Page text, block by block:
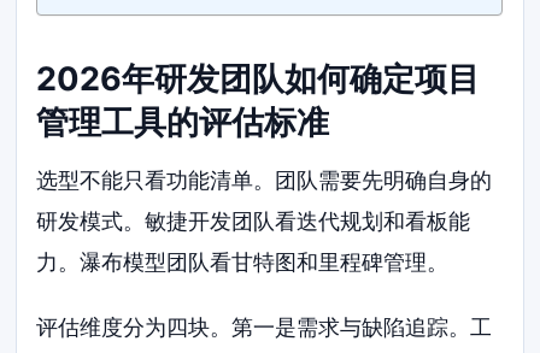
2026年研发团队如何确定项目
管理工具的评估标准
选型不能只看功能清单。团队需要先明确自身的
研发模式。敏捷开发团队看迭代规划和看板能
力。瀑布模型团队看甘特图和里程碑管理。
评估维度分为四块。第一是需求与缺陷追踪。工